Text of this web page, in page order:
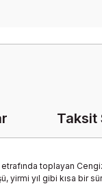
Taksit
etrafında toplayan
yirmi yıl gibi kısa bir